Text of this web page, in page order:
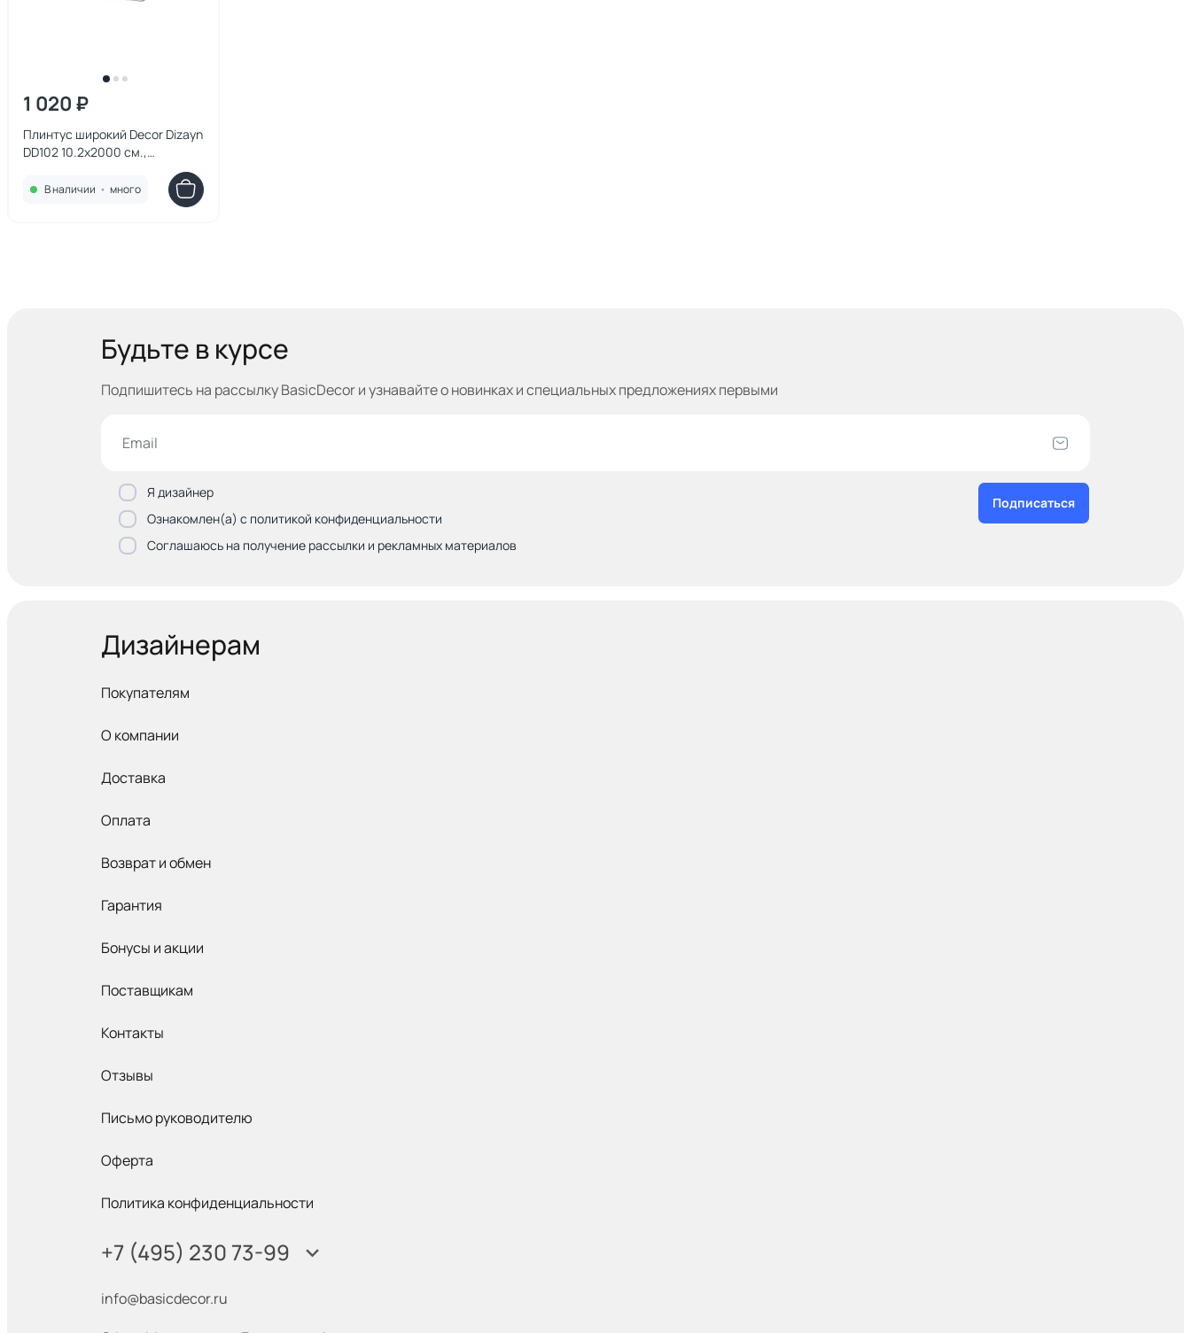
1 020 ₽
Плинтус широкий Decor Dizayn
DD102 10.2х2000 см.,
В наличии • много
Будьте в курсе
Подпишитесь на рассылку BasicDecor и узнавайтео новинках и специальных предложениях первыми
Я дизайнер
Ознакомлен(а) с политикой конфиденциальности
Соглашаюсь на получение рассылки и рекламных материалов
Подписаться
Дизайнерам
Покупателям
О компании
Доставка
Оплата
Возврат и обмен
Гарантия
Бонусы и акции
Поставщикам
Контакты
Отзывы
Письмо руководителю
Оферта
Политика конфиденциальности
+7 (495) 230 73-99
info@basicdecor.ru